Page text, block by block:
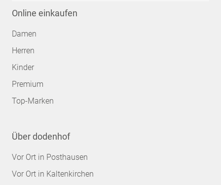
Online einkaufen
Damen
Herren
Kinder
Premium
Top-Marken
Über dodenhof
Vor Ort in Posthausen
Vor Ort in Kaltenkirchen